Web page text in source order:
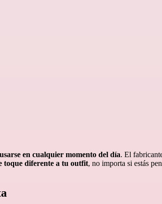
en cualquier momento del día. El
toque diferente a tu outfit, no importa si estás